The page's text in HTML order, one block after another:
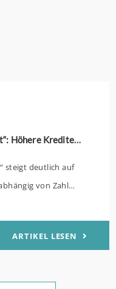
KfW-Förderung „Jung kauft Alt“: Höhere Kredite ab August 2026
steigt deutlich auf
von Zahl
effektiv bei
Zinsbindung
ARTIKEL LESEN